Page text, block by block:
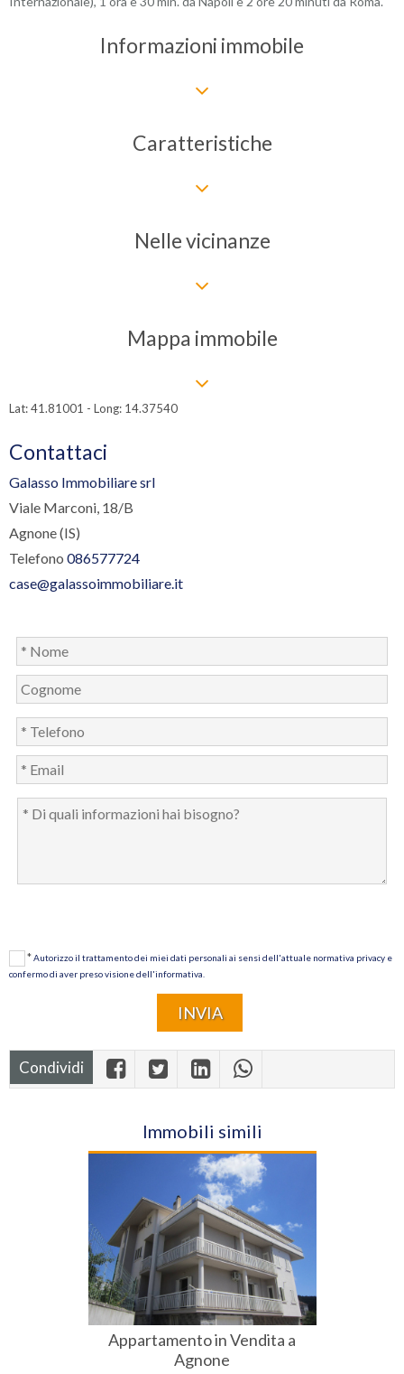
Informazioni immobile
Caratteristiche
Nelle vicinanze
Mappa immobile
Lat: 41.81001 - Long: 14.37540
Contattaci
Galasso Immobiliare srl
Viale Marconi, 18/B
Agnone (IS)
Telefono 086577724
case@galassoimmobiliare.it
*Autorizzo il trattamento dei miei dati personali ai sensi dell'attuale normativa privacy e
confermo di aver preso visione dell'informativa.
Condividi
Immobili simili
Appartamento in Vendita a
Agnone